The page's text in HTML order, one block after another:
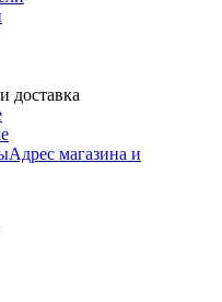
доставка
Адрес магазина и